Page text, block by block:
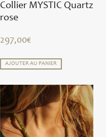
Collier MYSTIC Quartz
rose
297,00€
AJOUTER AU PANIER